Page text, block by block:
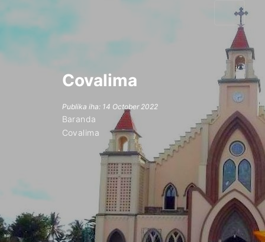
Covalima
Publika iha: 14 October 2022
Baranda
Covalima